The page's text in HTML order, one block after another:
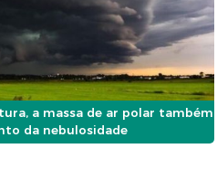
a massa de ar polar também
da nebulosidade